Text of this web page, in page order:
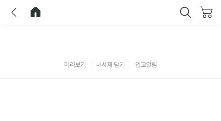
미리보기 내서재 담기 입고알림